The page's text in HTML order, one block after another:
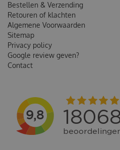
Bestellen & Verzending
Retouren of klachten
Algemene Voorwaarden
Sitemap
Privacy policy
Google review geven?
Contact